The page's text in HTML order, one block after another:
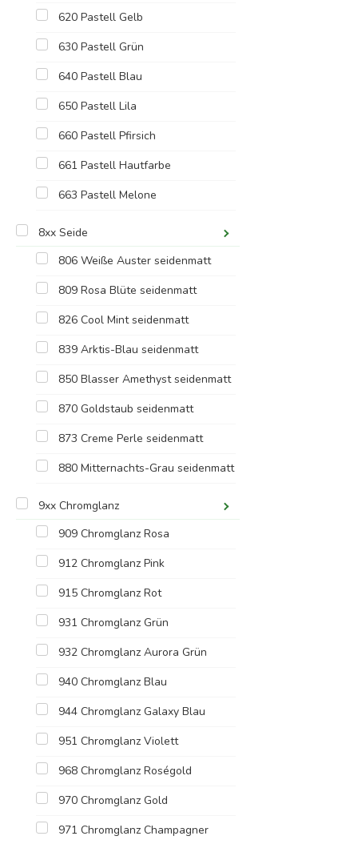
620 Pastell Gelb
630 Pastell Grün
640 Pastell Blau
650 Pastell Lila
660 Pastell Pfirsich
661 Pastell Hautfarbe
663 Pastell Melone
8xx Seide
806 Weiße Auster seidenmatt
809 Rosa Blüte seidenmatt
826 Cool Mint seidenmatt
839 Arktis-Blau seidenmatt
850 Blasser Amethyst seidenmatt
870 Goldstaub seidenmatt
873 Creme Perle seidenmatt
880 Mitternachts-Grau seidenmatt
9xx Chromglanz
909 Chromglanz Rosa
912 Chromglanz Pink
915 Chromglanz Rot
931 Chromglanz Grün
932 Chromglanz Aurora Grün
940 Chromglanz Blau
944 Chromglanz Galaxy Blau
951 Chromglanz Violett
968 Chromglanz Roségold
970 Chromglanz Gold
971 Chromglanz Champagner